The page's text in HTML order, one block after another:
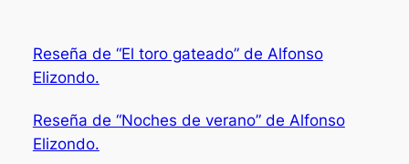
Reseña de “El toro gateado” de Alfonso
Elizondo.
Reseña de “Noches de verano” de Alfonso
Elizondo.